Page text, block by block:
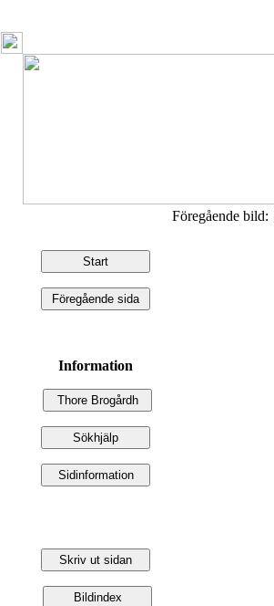
Information
Föregående bild: